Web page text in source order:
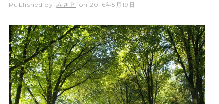
Published by みさＰ on 2016年5月19日